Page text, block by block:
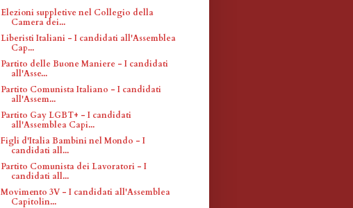
Elezioni suppletive nel Collegio della
Camera dei...
Liberisti Italiani - I candidati all'Assemblea
Cap...
Partito delle Buone Maniere - I candidati
all'Asse...
Partito Comunista Italiano - I candidati
all'Assem...
Partito Gay LGBT+ - I candidati
all'Assemblea Capi...
Figli d'Italia Bambini nel Mondo - I
candidati all...
Partito Comunista dei Lavoratori - I
candidati all...
Movimento 3V - I candidati all'Assemblea
Capitolin...